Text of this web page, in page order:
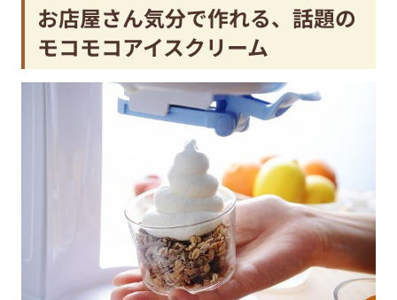
お店屋さん気分で作れる、話題の
モコモコアイスクリーム